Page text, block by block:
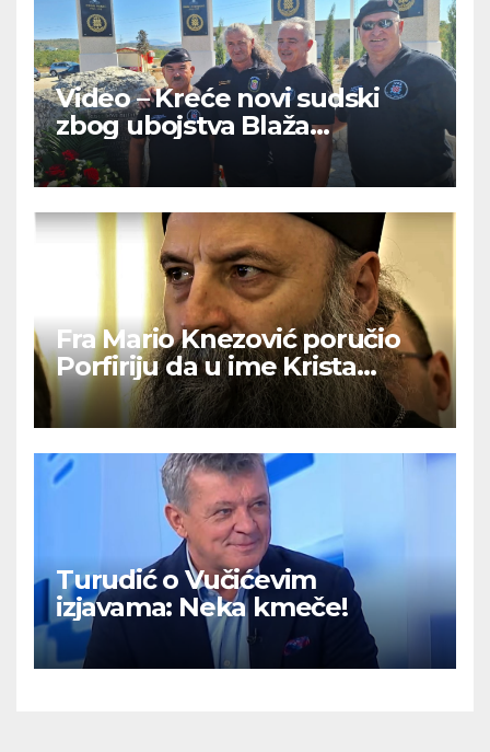
Video – Kreće novi sudski
zbog ubojstva Blaža
Kraljevića: “Pobijeni su od
onih koji drže ruku na srcu”
Fra Mario Knezović poručio
Porfiriju da u ime Krista
izvuče svoj narod iz ‘ralja laži i
mitova’
Turudić o Vučićevim
izjavama: Neka kmeče!